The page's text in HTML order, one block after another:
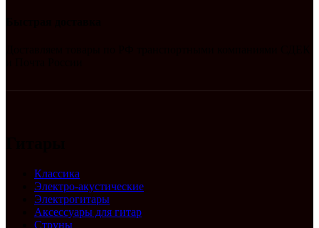
Классика
Электро-акустические
Электрогитары
Аксессуары для гитар
Струны